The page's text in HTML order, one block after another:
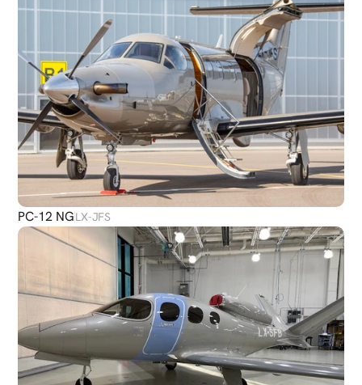
PC-12 NGLX-JFS